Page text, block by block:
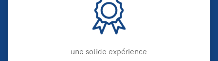
une solide expérience